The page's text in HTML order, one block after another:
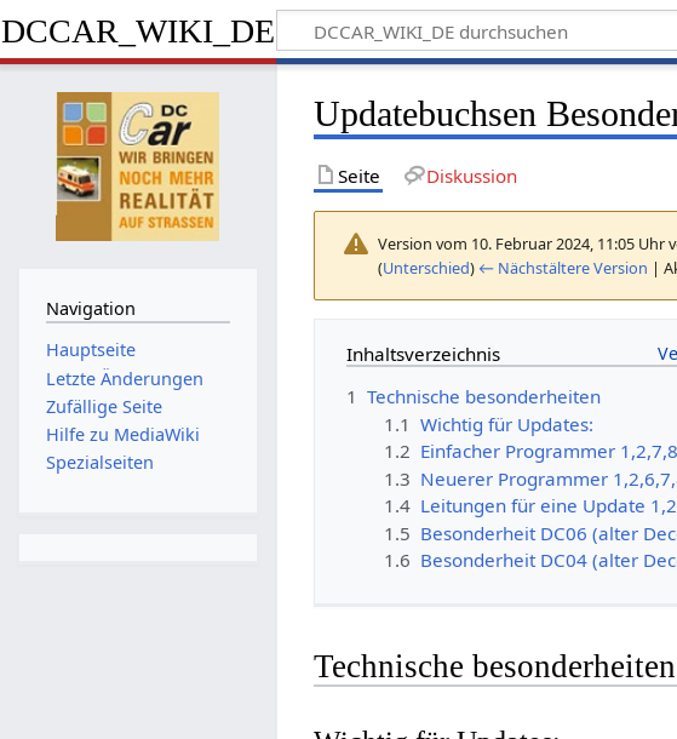
DCCAR_WIKI_DE
Updatebuchsen
Seite Diskussion
Version vom 10. Februar 2024, 11:05 Uhr
(Unterschied) ← Nächstältere Version |
Inhaltsverzeichnis
1 Technische besonderheiten
1.1 Wichtig für Updates:
1.2 Einfacher Programmer 1,2,7,8
1.3 Neuerer Programmer
1.4 Leitungen für eine Update
1.5 Besonderheit DC06 (alter
1.6 Besonderheit DC04 (alter
Technische besonderheiten
Navigation
Hauptseite
Letzte Änderungen
Zufällige Seite
Hilfe zu MediaWiki
Spezialseiten